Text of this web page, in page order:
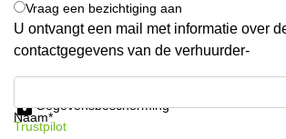
Vraag een bezichtiging aan
U ontvangt een mail met informatie over
contactgegevens van de verhuurder-
Naam*
Gegevensbescherming
Trustpilot